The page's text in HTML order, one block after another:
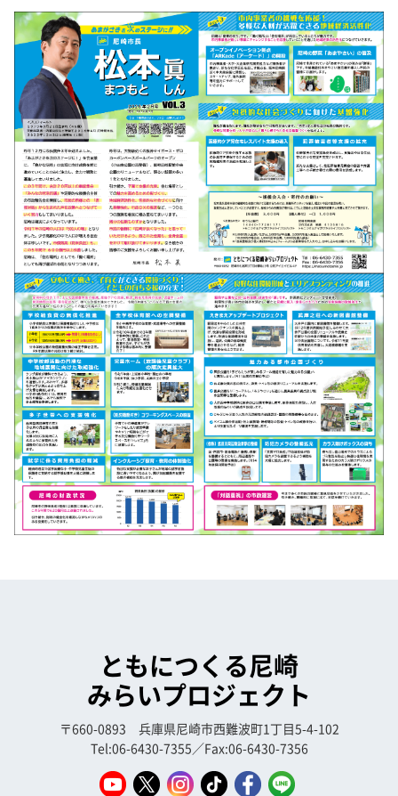
ともにつくる尼崎
みらいプロジェクト
〒660-0893 兵庫県尼崎市西難波町1丁目5-4-102
Tel:06-6430-7355／Fax:06-6430-7356